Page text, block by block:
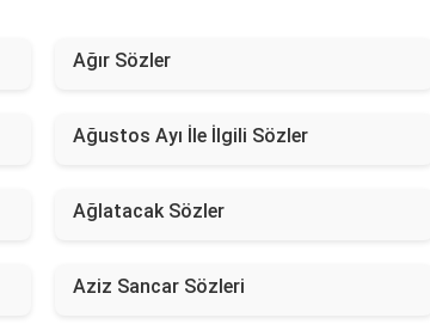
Ağır Sözler
Ağustos Ayı İle İlgili Sözler
Ağlatacak Sözler
Aziz Sancar Sözleri